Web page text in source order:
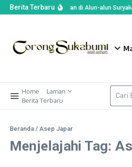
Berita Terbaru
Imbas Kebakaran di Alun-alun
Home
Laman
Berita Terbaru
Beranda / Asep Japar
Menjelajahi Tag: